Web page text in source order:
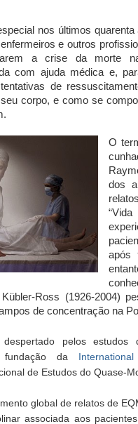
nos últimos
e outros
a crise da morte
com ajuda médica e,
de
corpo, e como se
O
dos
após
Ross (1926-2004)
de concentração na
pelos
fundação da
de Estudos do Quase-
global de relatos de
associada aos